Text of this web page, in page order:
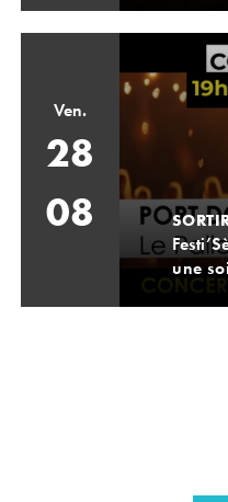
Ven.
28
08
une